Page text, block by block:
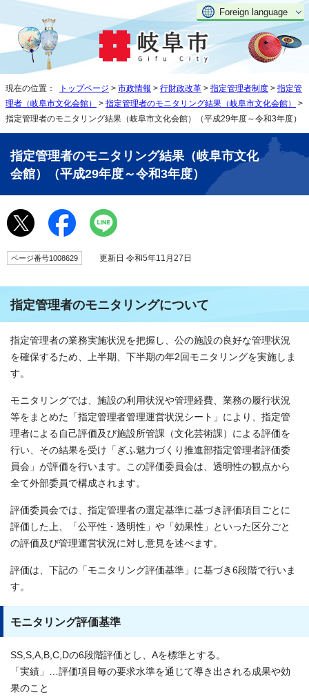
Foreign language
現在の位置： トップページ > 市政情報 > 行財政改革 > 指定管理者制度 > 指定管
理者（岐阜市文化会館）
> 指定管理者のモニタリング結果（岐阜市文化会館）
>
指定管理者のモニタリング結果（岐阜市文化会館）（平成29年度～令和3年度）
指定管理者のモニタリング結果（岐阜市文化
会館）（平成29年度～令和3年度）
ページ番号1008629 更新日 令和5年11月27日
指定管理者のモニタリングについて
指定管理者の業務実施状況を把握し、公の施設の良好な管理状況
を確保するため、上半期、下半期の年2回モニタリングを実施しま
す。
モニタリングでは、施設の利用状況や管理経費、業務の履行状況
等をまとめた「指定管理者管理運営状況シート」により、指定管
理者による自己評価及び施設所管課（文化芸術課）による評価を
行い、その結果を受け「ぎふ魅力づくり推進部指定管理者評価委
員会」が評価を行います。この評価委員会は、透明性の観点から
全て外部委員で構成されます。
評価委員会では、指定管理者の選定基準に基づき評価項目ごとに
評価した上、「公平性・透明性」や「効果性」といった区分ごと
の評価及び管理運営状況に対し意見を述べます。
評価は、下記の「モニタリング評価基準」に基づき6段階で行いま
す。
モニタリング評価基準
SS,S,A,B,C,Dの6段階評価とし、Aを標準とする。
「実績」…評価項目毎の要求水準を通じて導き出される成果や効
果のこと